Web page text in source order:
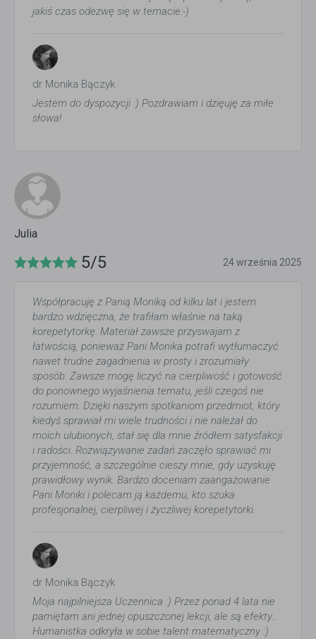
jakiś czas odezwę się w temacie:-)
dr Monika Bączyk
Jestem do dyspozycji :) Pozdrawiam i dzięuję za miłe
słowa!
Julia
5/5 24 września 2025
Współpracuję z Panią Moniką od kilku lat i jestem
bardzo wdzięczna, że trafiłam właśnie na taką
korepetytorkę. Materiał zawsze przyswajam z
łatwością, ponieważ Pani Monika potrafi wytłumaczyć
nawet trudne zagadnienia w prosty i zrozumiały
sposób. Zawsze mogę liczyć na cierpliwość i gotowość
do ponownego wyjaśnienia tematu, jeśli czegoś nie
rozumiem. Dzięki naszym spotkaniom przedmiot, który
kiedyś sprawiał mi wiele trudności i nie należał do
moich ulubionych, stał się dla mnie źródłem satysfakcji
i radości. Rozwiązywanie zadań zaczęło sprawiać mi
przyjemność, a szczególnie cieszy mnie, gdy uzyskuję
prawidłowy wynik. Bardzo doceniam zaangażowanie
Pani Moniki i polecam ją każdemu, kto szuka
profesjonalnej, cierpliwej i życzliwej korepetytorki.
dr Monika Bączyk
Moja najpilniejsza Uczennica :) Przez ponad 4 lata nie
pamiętam ani jednej opuszczonej lekcji, ale są efekty...
Humanistka odkryła w sobie talent matematyczny :)